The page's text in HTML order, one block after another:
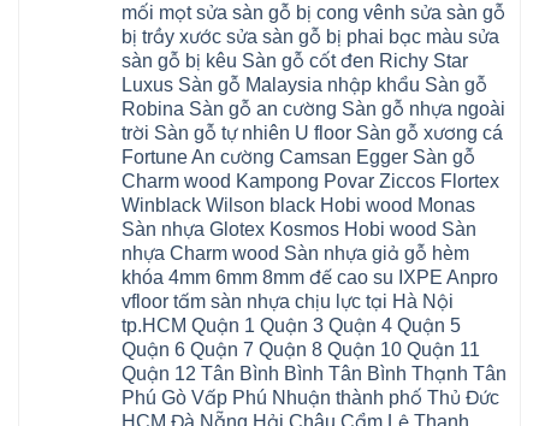
giang
Phượng
Thuận
Tràng
Đổng
Phòng
Đông
Phúc
Thịnh
Thiên
Quảng
Xuyên
Phượng
Chuyên
Nẵng
Xuyên
Thanh
Hưng
Nghệ
Thiên
Xuân
Phương
Nẵng
Hưng
Hưng
Phúc
Quảng
charm
wood
hobiwood
kosmos
fukione
chống
nước
Xuyên
Phượng
mối mọt sửa sàn gỗ bị cong vênh sửa sàn gỗ
bị trầy xước sửa sàn gỗ bị phai bạc màu sửa
sàn gỗ bị kêu Sàn gỗ cốt đen Richy Star
Luxus Sàn gỗ Malaysia nhập khẩu Sàn gỗ
Robina Sàn gỗ an cường Sàn gỗ nhựa ngoài
trời Sàn gỗ tự nhiên U floor Sàn gỗ xương cá
Fortune An cường Camsan Egger Sàn gỗ
Charm wood Kampong Povar Ziccos Flortex
Winblack Wilson black Hobi wood Monas
Sàn nhựa Glotex Kosmos Hobi wood Sàn
nhựa Charm wood Sàn nhựa giả gỗ hèm
khóa 4mm 6mm 8mm đế cao su IXPE Anpro
vfloor tấm sàn nhựa chịu lực tại Hà Nội
tp.HCM Quận 1 Quận 3 Quận 4 Quận 5
Quận 6 Quận 7 Quận 8 Quận 10 Quận 11
Quận 12 Tân Bình Bình Tân Bình Thạnh Tân
Phú Gò Vấp Phú Nhuận thành phố Thủ Đức
HCM Đà Nẵng Hải Châu Cẩm Lệ Thanh